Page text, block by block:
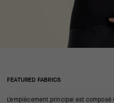
FEATURED FABRICS
L’empiècement principal est